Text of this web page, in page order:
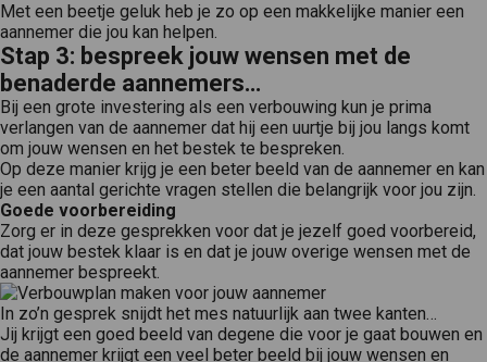
Met een beetje geluk heb je zo op een makkelijke manier een
aannemer die jou kan helpen.
Stap 3: bespreek jouw wensen met de
benaderde aannemers…
Bij een grote investering als een verbouwing kun je prima
verlangen van de aannemer dat hij een uurtje bij jou langs komt
om jouw wensen en het bestek te bespreken.
Op deze manier krijg je een beter beeld van de aannemer en kan
je een aantal gerichte vragen stellen die belangrijk voor jou zijn.
Goede voorbereiding
Zorg er in deze gesprekken voor dat je jezelf goed voorbereid,
dat jouw bestek klaar is en dat je jouw overige wensen met de
aannemer bespreekt.
In zo’n gesprek snijdt het mes natuurlijk aan twee kanten…
Jij krijgt een goed beeld van degene die voor je gaat bouwen en
de aannemer krijgt een veel beter beeld bij jouw wensen en